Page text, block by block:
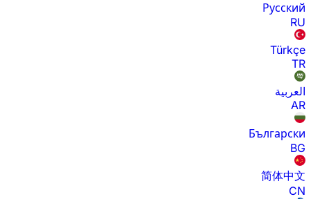
Русский
RU
Türkçe
TR
العربية
AR
Български
BG
简体中文
CN